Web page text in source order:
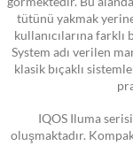
tütünü yakmak
kullanıcılarına
System adı verilen
klasik bıçaklı
IQOS Iluma
oluşmaktadır.